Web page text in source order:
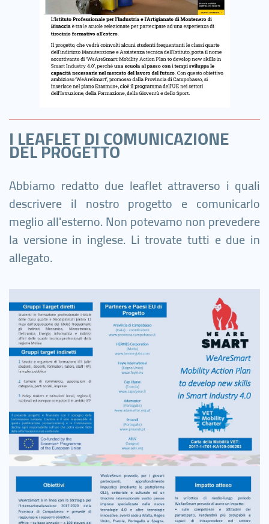
I LEAFLET DI COMUNICAZIONE
DEL PROGETTO
Abbiamo redatto due leaflet attraverso i quali
descrivere il nostro progetto e comunicarlo
meglio all'esterno. Non potevamo non prevedere
la versione in inglese. Li trovate tutti e due in
allegato.